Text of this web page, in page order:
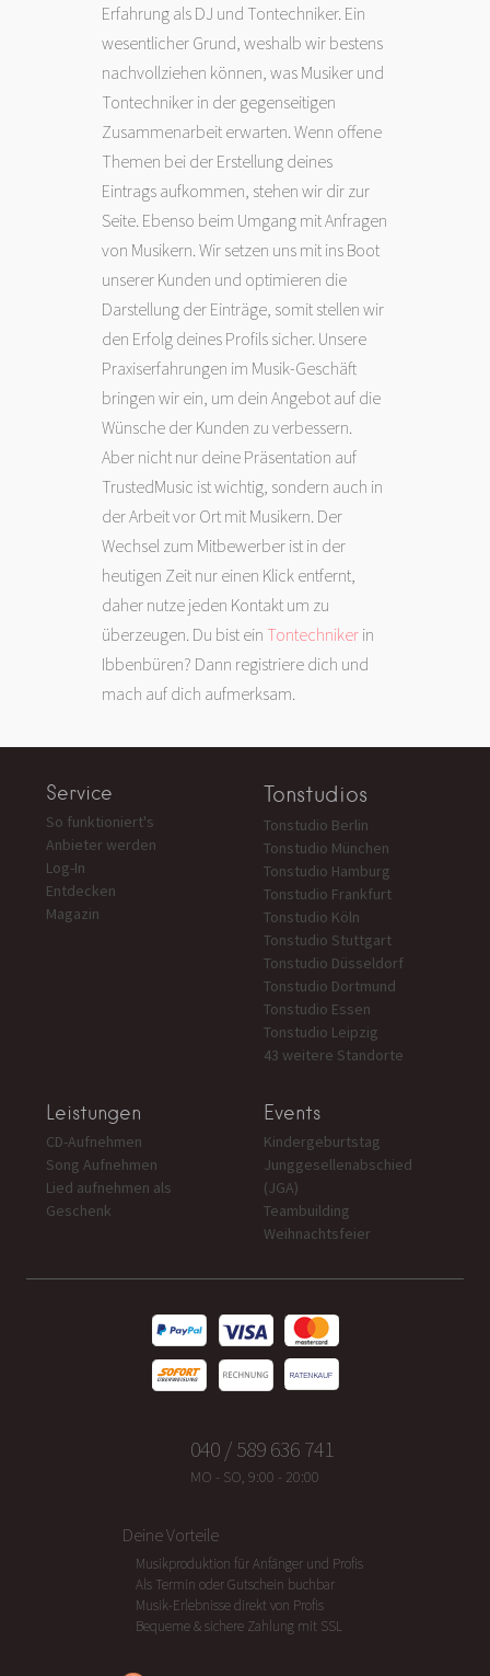
Erfahrung als DJ und Tontechniker. Ein
wesentlicher Grund, weshalb wir bestens
nachvollziehen können, was Musiker und
Tontechniker in der gegenseitigen
Zusammenarbeit erwarten. Wenn offene
Themen bei der Erstellung deines
Eintrags aufkommen, stehen wir dir zur
Seite. Ebenso beim Umgang mit Anfragen
von Musikern. Wir setzen uns mit ins Boot
unserer Kunden und optimieren die
Darstellung der Einträge, somit stellen wir
den Erfolg deines Profils sicher. Unsere
Praxiserfahrungen im Musik-Geschäft
bringen wir ein, um dein Angebot auf die
Wünsche der Kunden zu verbessern.
Aber nicht nur deine Präsentation auf
TrustedMusic ist wichtig, sondern auch in
der Arbeit vor Ort mit Musikern. Der
Wechsel zum Mitbewerber ist in der
heutigen Zeit nur einen Klick entfernt,
daher nutze jeden Kontakt um zu
überzeugen. Du bist ein Tontechniker in
Ibbenbüren? Dann registriere dich und
mach auf dich aufmerksam.
Service
So funktioniert's
Anbieter werden
Log-In
Entdecken
Magazin
Tonstudios
Tonstudio Berlin
Tonstudio München
Tonstudio Hamburg
Tonstudio Frankfurt
Tonstudio Köln
Tonstudio Stuttgart
Tonstudio Düsseldorf
Tonstudio Dortmund
Tonstudio Essen
Tonstudio Leipzig
43 weitere Standorte
Leistungen
CD-Aufnehmen
Song Aufnehmen
Lied aufnehmen als
Geschenk
Events
Kindergeburtstag
Junggesellenabschied
(JGA)
Teambuilding
Weihnachtsfeier
040 / 589 636 741
MO - SO, 9:00 - 20:00
Deine Vorteile
Musikproduktion für Anfänger und Profis
Als Termin oder Gutschein buchbar
Musik-Erlebnisse direkt von Profis
Bequeme & sichere Zahlung mit SSL